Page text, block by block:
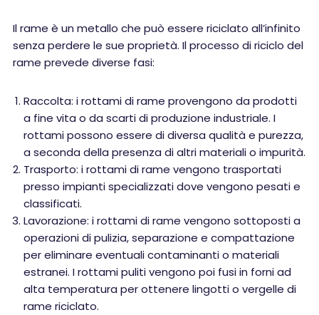
Il rame è un metallo che può essere riciclato all’infinito
senza perdere le sue proprietà. Il processo di riciclo del
rame prevede diverse fasi:
Raccolta: i rottami di rame provengono da prodotti
a fine vita o da scarti di produzione industriale. I
rottami possono essere di diversa qualità e purezza,
a seconda della presenza di altri materiali o impurità.
Trasporto: i rottami di rame vengono trasportati
presso impianti specializzati dove vengono pesati e
classificati.
Lavorazione: i rottami di rame vengono sottoposti a
operazioni di pulizia, separazione e compattazione
per eliminare eventuali contaminanti o materiali
estranei. I rottami puliti vengono poi fusi in forni ad
alta temperatura per ottenere lingotti o vergelle di
rame riciclato.